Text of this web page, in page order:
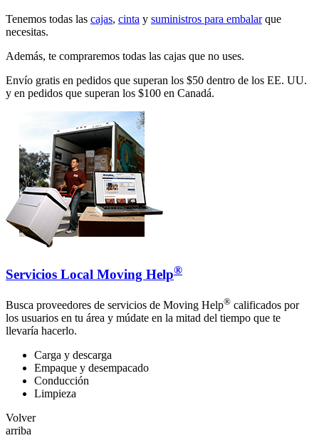
Tenemos todas las cajas, cinta y suministros para embalarque
necesitas.
Además, te compraremos todas las cajas que no uses.
Envío gratis en pedidos que superan los $50 dentro de los EE. UU.
y en pedidos que superan los $100 en Canadá.
Servicios Local Moving Help®
Busca proveedores de servicios de Moving Help® calificados por
los usuarios en tu área y múdate en la mitad del tiempo que te
llevaría hacerlo.
Carga y descarga
Empaque y desempacado
Conducción
Limpieza
Volver
arriba